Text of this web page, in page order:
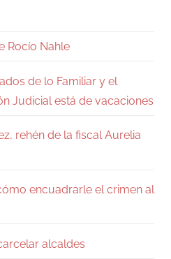
Rocío Nahle
de lo Familiar y el
Judicial está de vacaciones
rehén de la fiscal Aurelia
encuadrarle el crimen al
alcaldes